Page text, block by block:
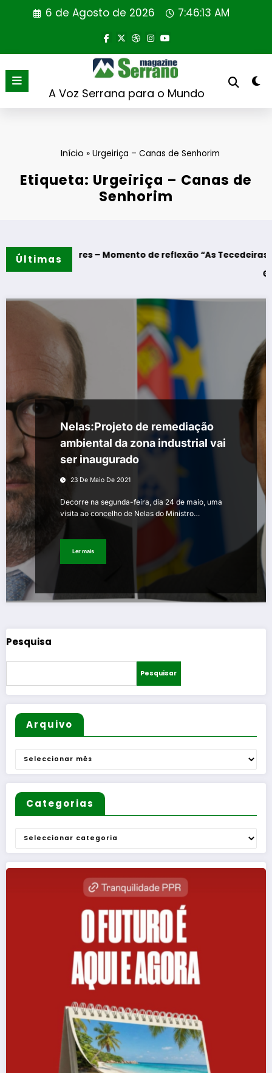
6 de Agosto de 2026 7:46:13 AM
A Voz Serrana para o Mundo
Início » Urgeiriça – Canas de Senhorim
Etiqueta: Urgeiriça – Canas de
Senhorim
Últimas
Algodres – Momento de reflexão “As Tecedeiras – Uma
Guarda –
Nelas:Projeto de remediação
ambiental da zona industrial vai
ser inaugurado
23 De Maio De 2021
Decorre na segunda-feira, dia 24 de maio, uma
visita ao concelho de Nelas do Ministro…
Ler mais
Pesquisa
Pesquisar
Arquivo
Arquivo
Categorias
Categorias